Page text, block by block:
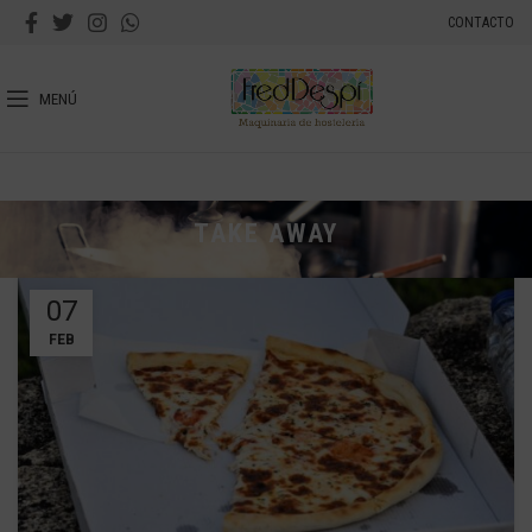
CONTACTO
MENÚ
TAKE AWAY
07
FEB